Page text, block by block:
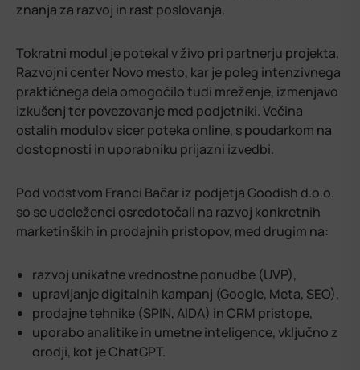
znanja za razvoj in rast poslovanja.
Tokratni modul je potekal v živo pri partnerju projekta,
Razvojni center Novo mesto, kar je poleg intenzivnega
praktičnega dela omogočilo tudi mreženje, izmenjavo
izkušenj ter povezovanje med podjetniki. Večina
ostalih modulov sicer poteka online, s poudarkom na
dostopnosti in uporabniku prijazni izvedbi.
Pod vodstvom Franci Bačar iz podjetja Goodish d.o.o.
so se udeleženci osredotočali na razvoj konkretnih
marketinških in prodajnih pristopov, med drugim na:
razvoj unikatne vrednostne ponudbe (UVP),
upravljanje digitalnih kampanj (Google, Meta, SEO),
prodajne tehnike (SPIN, AIDA) in CRM pristope,
uporabo analitike in umetne inteligence, vključno z
orodji, kot je ChatGPT.